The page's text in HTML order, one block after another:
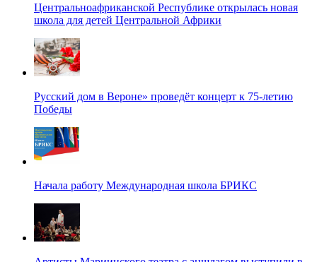
Центральноафриканской Республике открылась новая
школа для детей Центральной Африки
Русский дом в Вероне» проведёт концерт к 75-летию
Победы
Начала работу Международная школа БРИКС